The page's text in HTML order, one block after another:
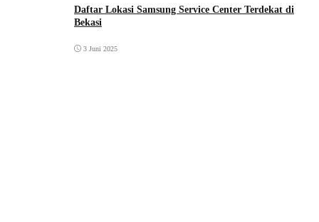
Daftar Lokasi Samsung Service Center Terdekat di
Bekasi
3 Juni 2025